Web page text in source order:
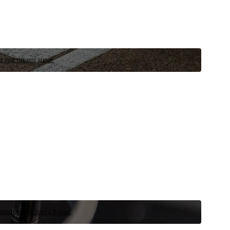
test ortamı sunar.
yedek parça bulun.